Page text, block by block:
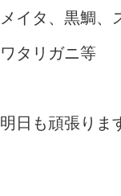
メイタ、黒鯛、
ワタリガニ等
明日も頑張りま